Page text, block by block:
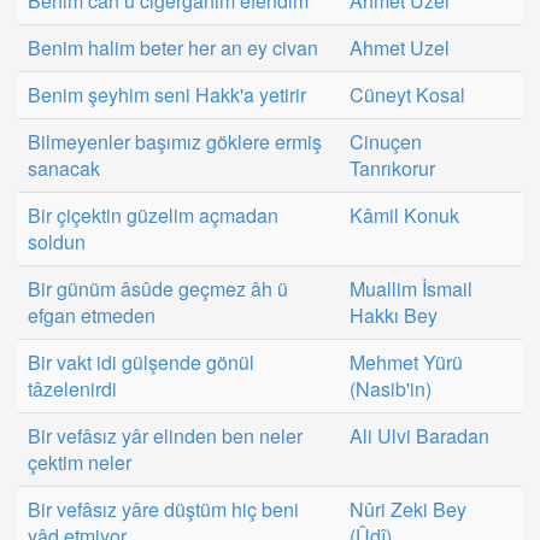
Benim halim beter her an ey civan
Ahmet Uzel
Benim şeyhim seni Hakk'a yetirir
Cüneyt Kosal
Bilmeyenler başımız göklere ermiş
sanacak
Cinuçen
Tanrıkorur
Bir çiçektin güzelim açmadan
soldun
Kâmil Konuk
Bir günüm âsûde geçmez âh ü
efgan etmeden
Muallim İsmail
Hakkı Bey
Bir vakt idi gülşende gönül
tâzelenirdi
Mehmet Yürü
(Nasib'in)
Bir vefâsız yâr elinden ben neler
çektim neler
Ali Ulvi Baradan
Bir vefâsız yâre düştüm hiç beni
Nûri Zeki Bey